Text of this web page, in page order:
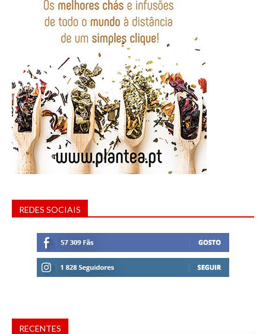
REDES SOCIAIS
RECENTES